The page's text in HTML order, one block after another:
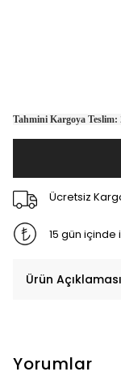
Tahmini Kargoya Teslim:
Ücretsiz
15 gün
Ürün Açıklaması
Yorumlar